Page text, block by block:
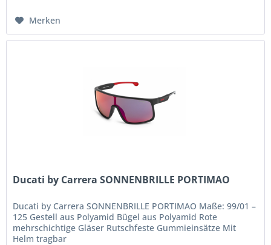
Merken
Ducati by Carrera SONNENBRILLE PORTIMAO
Ducati by Carrera SONNENBRILLE PORTIMAO Maße: 99/01 –
125 Gestell aus Polyamid Bügel aus Polyamid Rote
mehrschichtige Gläser Rutschfeste Gummieinsätze Mit
Helm tragbar